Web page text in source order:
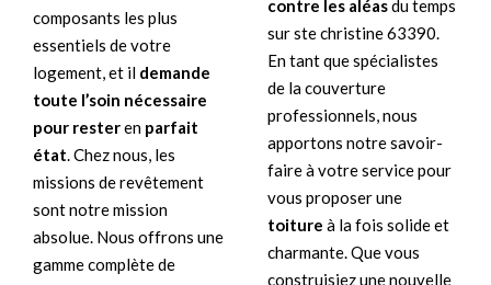
composants les plus
essentiels de votre
logement, et il demande
toute l’soin nécessaire
pour resteren parfait
état. Chez nous, les
missions de revêtement
sont notre mission
absolue. Nous offrons une
gamme complète de
contre les aléasdu temps
sur ste christine 63390.
En tant que spécialistes
de la couverture
professionnels, nous
apportons notre savoir-
faire à votre service pour
vous proposer une
toiture à la fois solide et
charmante. Que vous
construisiez une nouvelle